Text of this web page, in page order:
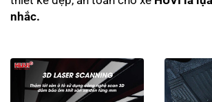
nhắc.